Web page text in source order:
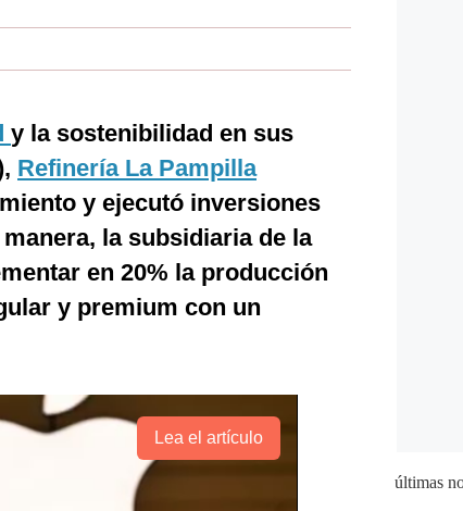
y la sostenibilidad en sus
Refinería La Pampilla
y ejecutó inversiones
la subsidiaria de la
en 20% la producción
y premium con un
Lea el artículo
últimas